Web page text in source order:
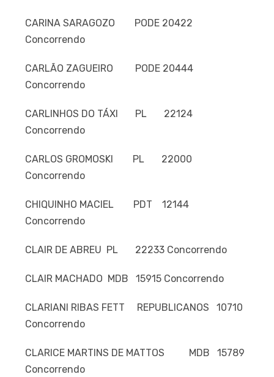
CARINA SARAGOZO PODE 20422
Concorrendo
CARLÃO ZAGUEIRO PODE 20444
Concorrendo
CARLINHOS DO TÁXI PL 22124
Concorrendo
CARLOS GROMOSKI PL 22000
Concorrendo
CHIQUINHO MACIEL PDT 12144
Concorrendo
CLAIR DE ABREU PL 22233 Concorrendo
CLAIR MACHADO MDB 15915 Concorrendo
CLARIANI RIBAS FETT REPUBLICANOS 10710
Concorrendo
CLARICE MARTINS DE MATTOS MDB 15789
Concorrendo